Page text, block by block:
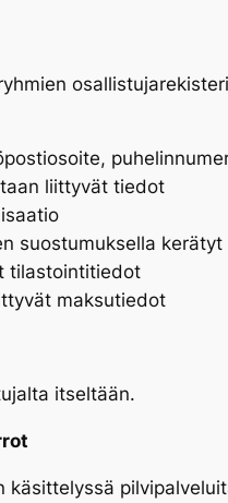
liittyvät tiedot
suostumuksella
tilastointitiedot
maksutiedot
itseltään.
käsittelyssä